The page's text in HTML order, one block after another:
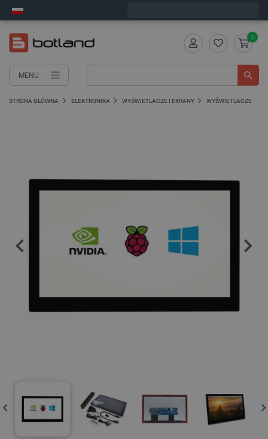
MENU
0
STRONA GŁÓWNA ELEKTRONIKA WYŚWIETLACZE I EKRANY WYŚWIETLACZE IPS